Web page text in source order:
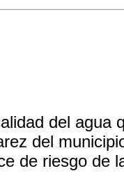
del agua
del
de riesgo de